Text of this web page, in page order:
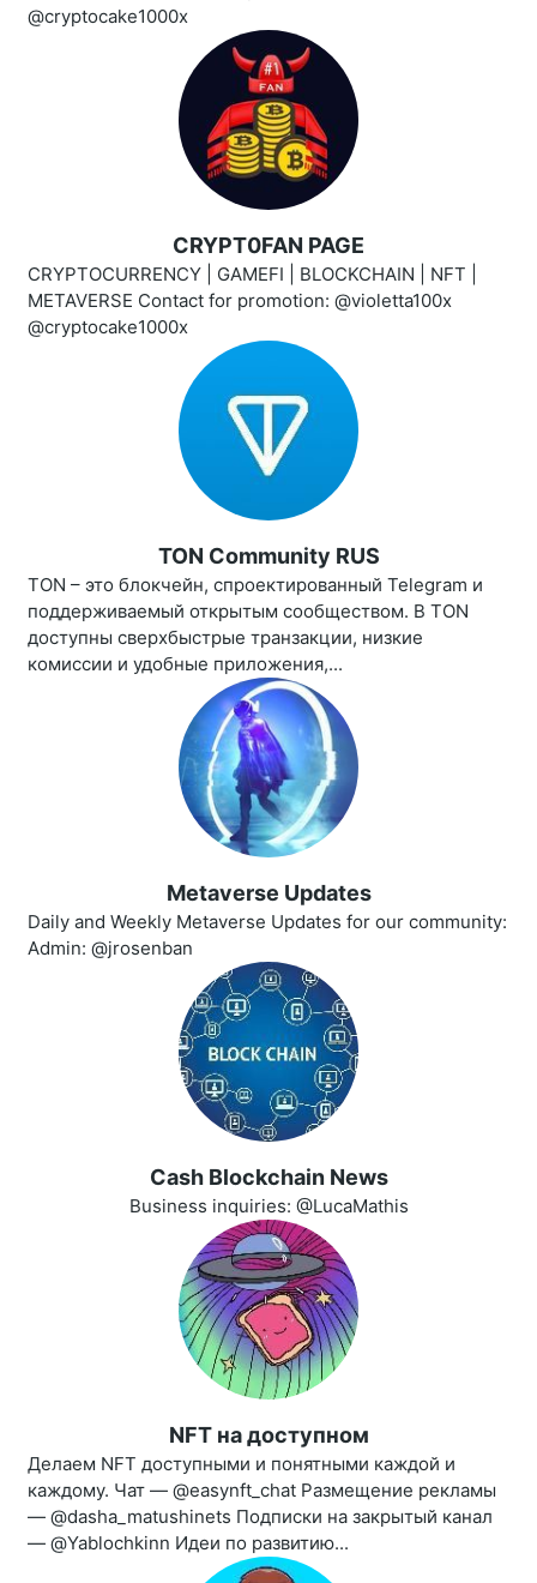
@cryptocake1000x
CRYPT0FAN PAGE
CRYPTOCURRENCY | GAMEFI | BLOCKCHAIN | NFT |
METAVERSE Contact for promotion: @violetta100x
@cryptocake1000x
TON Community RUS
TON – это блокчейн, спроектированный Telegram и
поддерживаемый открытым сообществом. В TON
доступны сверхбыстрые транзакции, низкие
комиссии и удобные приложения,...
Metaverse Updates
Daily and Weekly Metaverse Updates for our community:
Admin: @jrosenban
Cash Blockchain News
Business inquiries: @LucaMathis
NFT на доступном
Делаем NFT доступными и понятными каждой и
каждому. Чат — @easynft_chat Размещение рекламы
— @dasha_matushinets Подписки на закрытый канал
— @Yablochkinn Идеи по развитию...